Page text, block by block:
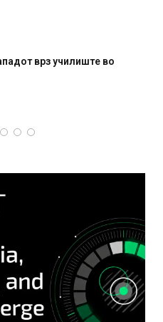
СОЗИС: Украинците повеќе им